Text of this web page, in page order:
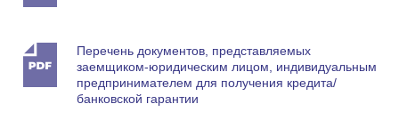
Перечень документов, представляемых
заемщиком-юридическим лицом, индивидуальным
предпринимателем для получения кредита/
банковской гарантии